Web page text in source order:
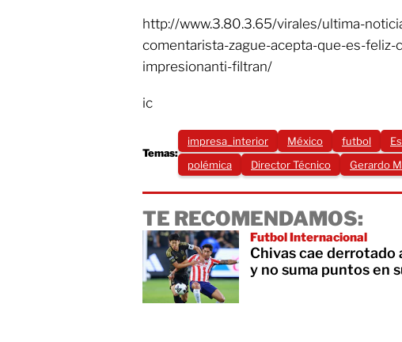
http://www.3.80.3.65/virales/ultima-
comentarista-zague-acepta-que-es-feliz-
impresionanti-filtran/
ic
Temas:
impresa_interior México futbol
polémica
Director Técnico Gerardo
TE RECOMENDAMOS:
Futbol Internacional
Chivas cae derrotado
y no suma puntos en